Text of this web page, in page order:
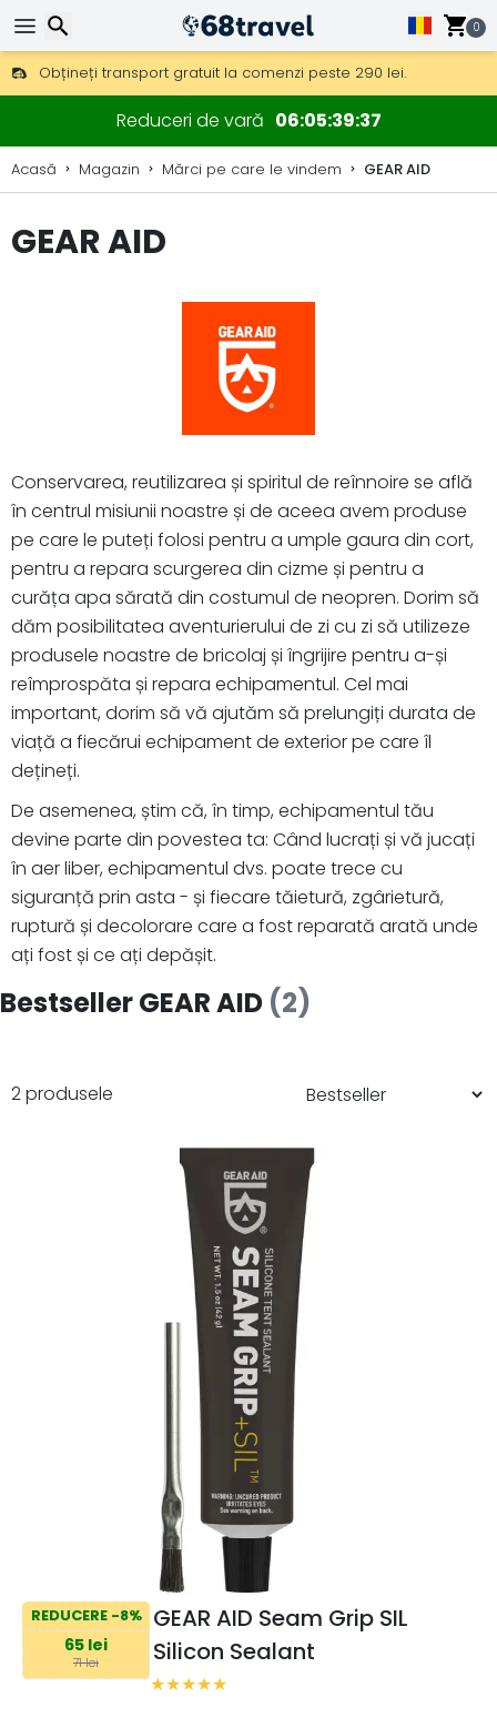
0
Obțineți transport gratuit la comenzi peste 290 lei.
DHL Express peste noapte, de asemenea, disponibil.
30 zile pentru retur, 90 zile pentru hărți din lemn și decorațiuni.
Reduceri de vară 06053937
Acasă Magazin Mărci pe care le vindem GEAR AID
GEAR AID
Conservarea, reutilizarea și spiritul de reînnoire se află
în centrul misiunii noastre și de aceea avem produse
pe care le puteți folosi pentru a umple gaura din cort,
pentru a repara scurgerea din cizme și pentru a
curăța apa sărată din costumul de neopren. Dorim să
dăm posibilitatea aventurierului de zi cu zi să utilizeze
produsele noastre de bricolaj și îngrijire pentru a-și
reîmprospăta și repara echipamentul. Cel mai
important, dorim să vă ajutăm să prelungiți durata de
viață a fiecărui echipament de exterior pe care îl
dețineți.
De asemenea, știm că, în timp, echipamentul tău
devine parte din povestea ta: Când lucrați și vă jucați
în aer liber, echipamentul dvs. poate trece cu
siguranță prin asta - și fiecare tăietură, zgârietură,
ruptură și decolorare care a fost reparată arată unde
ați fost și ce ați depășit.
Bestseller GEAR AID (2)
2 produsele
REDUCERE -8%
65 lei
71 lei
GEAR AID Seam Grip SIL
Silicon Sealant
Căutare